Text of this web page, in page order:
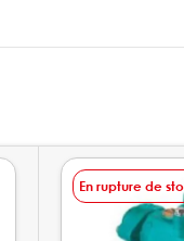
En rupture de